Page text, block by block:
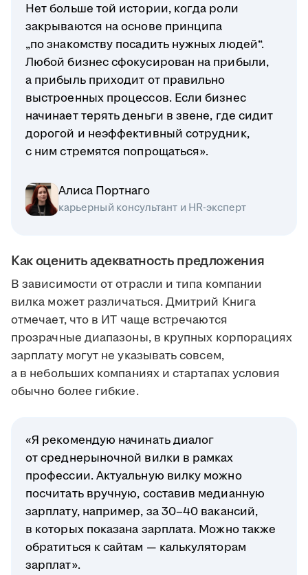
Нет больше той истории, когда роли
закрываются на основе принципа
„по знакомству посадить нужных людей“.
Любой бизнес сфокусирован на прибыли,
а прибыль приходит от правильно
выстроенных процессов. Если бизнес
начинает терять деньги в звене, где сидит
дорогой и неэффективный сотрудник,
с ним стремятся попрощаться».
Алиса Портнаго
карьерный консультант и HR-эксперт
Как оценить адекватность предложения
В зависимости от отрасли и типа компании
вилка может различаться. Дмитрий Книга
отмечает, что в ИТ чаще встречаются
прозрачные диапазоны, в крупных корпорациях
зарплату могут не указывать совсем,
а в небольших компаниях и стартапах условия
обычно более гибкие.
«Я рекомендую начинать диалог
от среднерыночной вилки в рамках
профессии. Актуальную вилку можно
посчитать вручную, составив медианную
зарплату, например, за 30–40 вакансий,
в которых показана зарплата. Можно также
обратиться к сайтам — калькуляторам
зарплат».